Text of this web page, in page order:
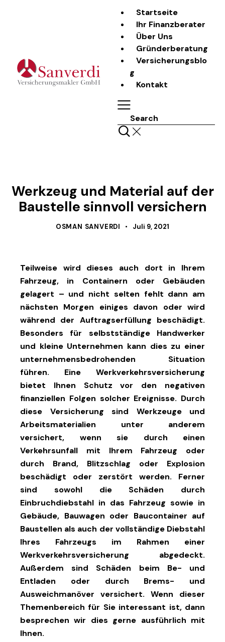
Startseite
Ihr Finanzberater
Über Uns
Gründerberatung
Versicherungsblo
g
Kontakt
Search
Werkzeug und Material auf der
Baustelle sinnvoll versichern
OSMAN SANVERDI Juli 9, 2021
Teilweise wird dieses auch dort in Ihrem
Fahrzeug, in Containern oder Gebäuden
gelagert – und nicht selten fehlt dann am
nächsten Morgen einiges davon oder wird
während der Auftragserfüllung beschädigt.
Besonders für selbstständige Handwerker
und kleine Unternehmen kann dies zu einer
unternehmensbedrohenden Situation
führen. Eine Werkverkehrsversicherung
bietet Ihnen Schutz vor den negativen
finanziellen Folgen solcher Ereignisse. Durch
diese Versicherung sind Werkzeuge und
Arbeitsmaterialien unter anderem
versichert, wenn sie durch einen
Verkehrsunfall mit Ihrem Fahrzeug oder
durch Brand, Blitzschlag oder Explosion
beschädigt oder zerstört werden. Ferner
sind sowohl die Schäden durch
Einbruchdiebstahl in das Fahrzeug sowie in
Gebäude, Bauwagen oder Baucontainer auf
Baustellen als auch der vollständige Diebstahl
Ihres Fahrzeugs im Rahmen einer
Werkverkehrsversicherung abgedeckt.
Außerdem sind Schäden beim Be- und
Entladen oder durch Brems- und
Ausweichmanöver versichert. Wenn dieser
Themenbereich für Sie interessant ist, dann
besprechen wir dies gerne ausführlich mit
Ihnen.